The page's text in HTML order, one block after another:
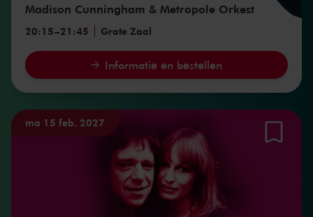
Madison Cunningham & Metropole Orkest
20:15–21:45 Grote Zaal
Informatie en bestellen
ma 15 feb. 2027